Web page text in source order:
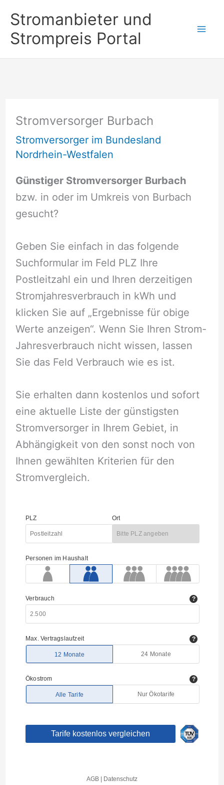
Inhalt
springen
Stromanbieter und
Strompreis Portal
Stromversorger Burbach
Stromversorger im Bundesland
Nordrhein-Westfalen
Günstiger Stromversorger Burbach
bzw. in oder im Umkreis von Burbach
gesucht?
Geben Sie einfach in das folgende
Suchformular im Feld PLZ Ihre
Postleitzahl ein und Ihren derzeitigen
Stromjahresverbrauch in kWh und
klicken Sie auf „Ergebnisse für obige
Werte anzeigen“. Wenn Sie Ihren Strom-
Jahresverbrauch nicht wissen, lassen
Sie das Feld Verbrauch wie es ist.
Sie erhalten dann kostenlos und sofort
eine aktuelle Liste der günstigsten
Stromversorger in Ihrem Gebiet, in
Abhängigkeit von den sonst noch von
Ihnen gewählten Kriterien für den
Stromvergleich.